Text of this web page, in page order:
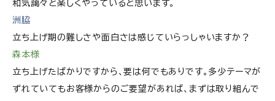
和気藹々と楽しくやっていると思います。
洲脇
立ち上げ期の難しさや面白さは感じていらっしゃいますか？
森本様
立ち上げたばかりですから、要は何でもありです。多少テーマが
ずれていてもお客様からのご要望があれば、まずは取り組んで